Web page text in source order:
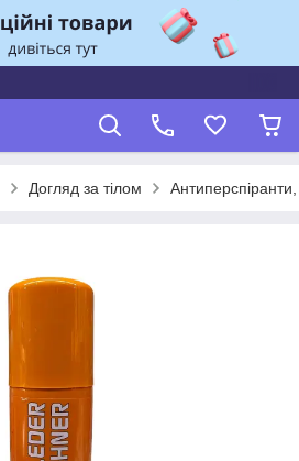
Догляд за тілом